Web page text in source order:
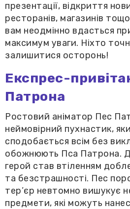
презентації, відкриття
ресторанів, магазинів
вам неодмінно вдасться
максимум уваги. Ніхто
залишитися осторонь!
Експрес-
Патрона
Ростовий аніматор Пес
неймовірний пухнастик,
сподобається всім без
обожнюють Пса Патрона.
герой став втіленням
та безстрашності. Пес
тер’єр невтомно вишукує
предмети, які можуть